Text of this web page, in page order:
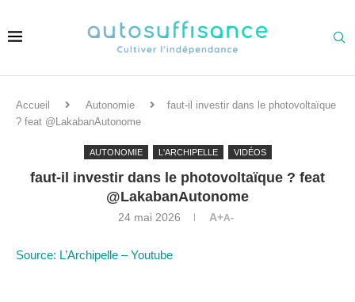
Accueil Autonomie
faut-il investir dans le photovoltaïque
? feat @LakabanAutonome
AUTONOMIE L'ARCHIPELLE VIDÉOS
faut-il investir dans le photovoltaïque ? feat
@LakabanAutonome
24 mai 2026 A+A-
Source: L’Archipelle – Youtube